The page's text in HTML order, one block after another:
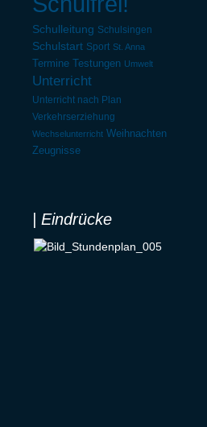
Schulleitung Schulsingen
Schulstart Sport St. Anna
Termine Testungen Umwelt
Unterricht
Unterricht nach Plan
Verkehrserziehung
Wechselunterricht Weihnachten
Zeugnisse
| Eindrücke